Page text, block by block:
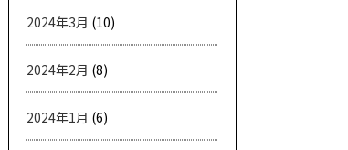
2024年3月 (10)
2024年2月 (8)
2024年1月 (6)